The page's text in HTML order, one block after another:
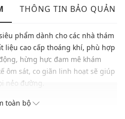
THÔNG TIN BẢO QUẢN
phẩm dành cho các nhà thám
liệu cao cấp thoáng khí, phù hợp
hừng hực đam mê khám
ôm sát, co giãn linh hoạt sẽ giúp
nẻo đường.
toàn bộ